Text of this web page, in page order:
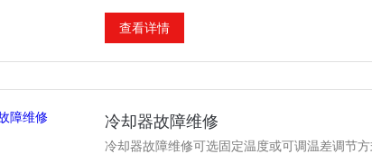
查看详情
冷却器故障维修
冷却器故障维修可选固定温度或可调温差调节